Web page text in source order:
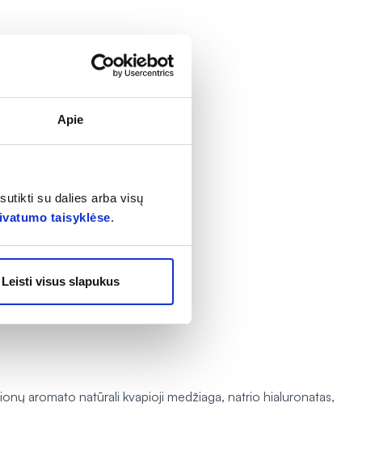
Apie
su dalies arba visų
taisyklėse.
Leisti visus slapukus
aromato natūrali kvapioji medžiaga, natrio hialuronatas,